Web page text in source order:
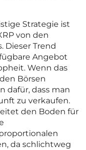
Strategie ist
von den
Dieser Trend
Angebot
Wenn das
Börsen
dafür, dass man
zu verkaufen.
den Boden für
da schlichtweg